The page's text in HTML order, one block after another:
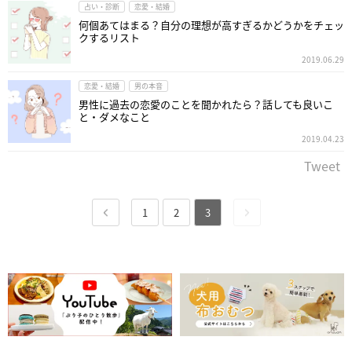
占い・診断 恋愛・結婚
何個あてはまる？自分の理想が高すぎるかどうかをチェッ
クするリスト
2019.06.29
恋愛・結婚 男の本音
男性に過去の恋愛のことを聞かれたら？話しても良いこ
と・ダメなこと
2019.04.23
Tweet
1 2 3